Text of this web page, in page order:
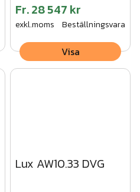
Fr.28 547 kr
exkl.moms Beställningsvara
Visa
Lux AW10.33 DVG